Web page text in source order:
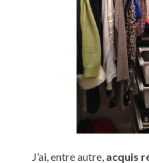
J’ai, entre autre, acquis